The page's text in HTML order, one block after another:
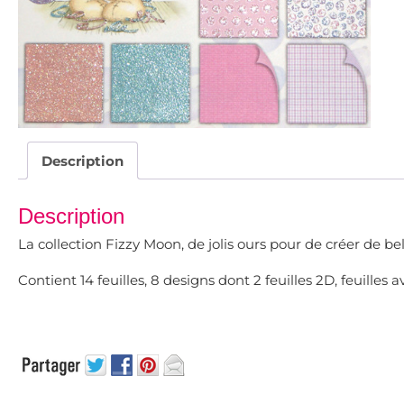
Description
Description
La collection Fizzy Moon, de jolis ours pour de créer de
Contient 14 feuilles, 8 designs dont 2 feuilles 2D, feuilles